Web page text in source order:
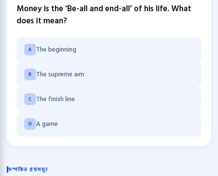
Money is the ‘Be-all and end-all’ of his life. What
does it mean?
A The beginning
B The supreme aim
C The finish line
D A game
সম্পর্কিত প্রশ্নসমূহ